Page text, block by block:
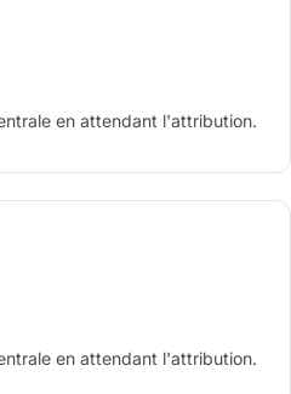
en attendant l'attribution.
en attendant l'attribution.